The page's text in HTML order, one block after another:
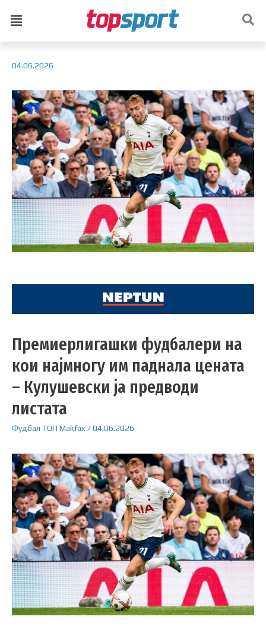
04.06.2026
Премиерлигашки фудбалери на
кои најмногу им паднала цената
– Кулушевски ја предводи
листата
Фудбал ТОП Makfax /04.06.2026